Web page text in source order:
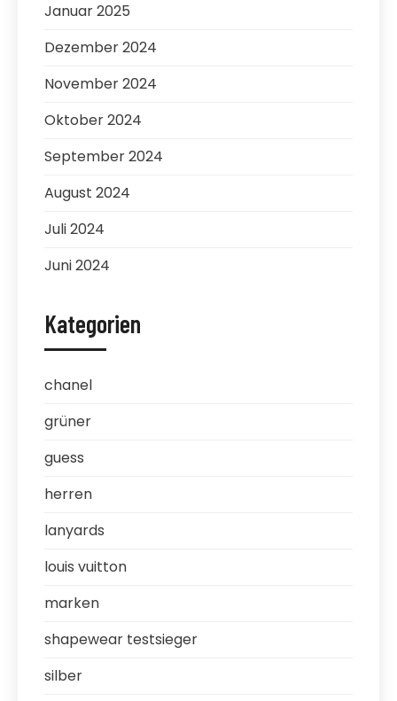
Januar 2025
Dezember 2024
November 2024
Oktober 2024
September 2024
August 2024
Juli 2024
Juni 2024
Kategorien
chanel
grüner
guess
herren
lanyards
louis vuitton
marken
shapewear testsieger
silber